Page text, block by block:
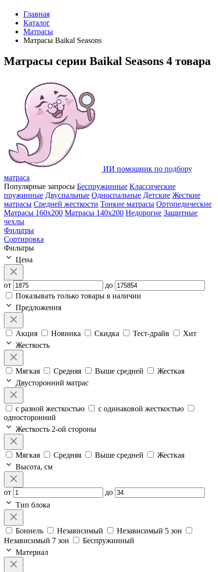
Главная
Каталог
Матрасы
Матрасы Baikal Seasons
Матрасы серии Baikal Seasons 4 товара
ИИ помощник по подбору
матраса
Популярные запросы Беспружинные Классические
пружинные Двуспальные Односпальные Детские Жесткие
матрасы Средней жесткости Тонкие матрасы Ортопедические
Матрасы 160х200 Матрасы 140х200 Недорогие Защитные
чехлы
Фильтры
Сортировка
Фильтры
Цена
от
до
Показывать только товары в наличии
Предложения
Акция Новинка Скидка Тест-драйв
Хит
Жесткость
Мягкая Средняя Выше средней
Жесткая
Двусторонний матрас
с разной жесткостью
с одинаковой жесткостью
односторонний
Жесткость 2-ой стороны
Мягкая Средняя Выше средней
Жесткая
Высота, см
от
до
Тип блока
Боннель Независимый
Независимый 5 зон
Независимый 7 зон
Беспружинный
Материал